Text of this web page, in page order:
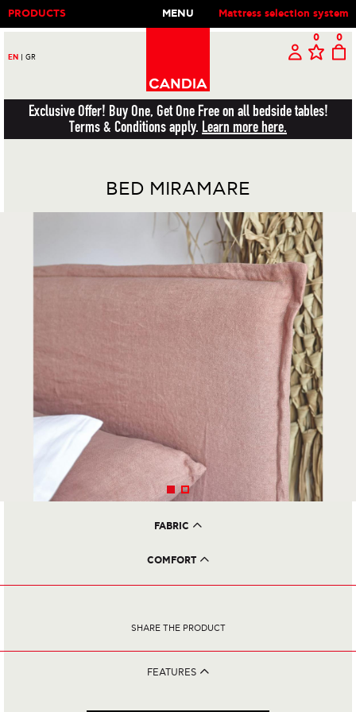
PRODUCTS MENU Mattress selection system
EN GR
0 0
Exclusive Offer! Buy One, Get One Free on all bedside tables!
Terms & Conditions apply. Learn more here.
BED MIRAMARE
FABRIC
COMFORT
anatomic and orthopedic offered by Candia.
SHARE THE PRODUCT
FEATURES
after the Miramare castle in Italy. With an exquisite design